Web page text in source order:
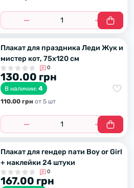
Плакат для праздника Леди Жyк и
мистер кот, 75х120 см
0
130.00 грн
В наличии: 4
110.00 грн от 5 шт
Плакат для гендер пати Boy or Girl
+ наклейки 24 штуки
0
167.00 грн